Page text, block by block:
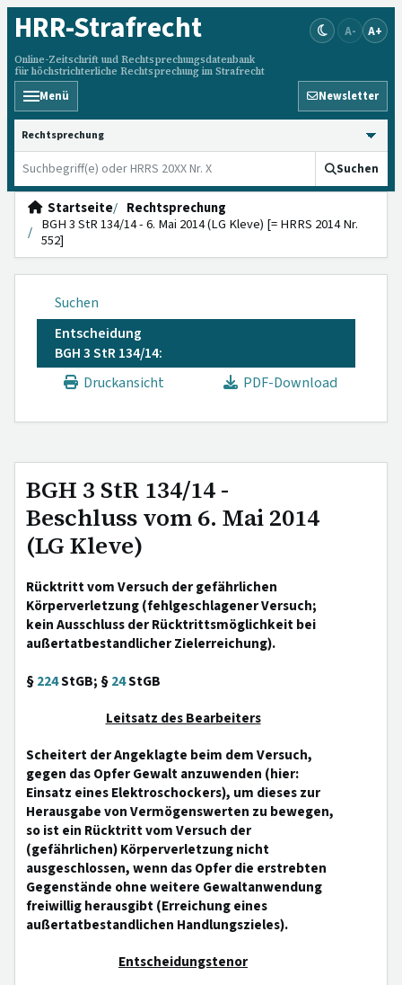
HRR-Strafrecht
Online-Zeitschrift und Rechtsprechungsdatenbank
für höchstrichterliche Rechtsprechung im Strafrecht
A- A+
Menü Newsletter
HRRS durchsuchen
Suchen
Startseite
Rechtsprechung
BGH 3 StR 134/14 - 6. Mai 2014 (LG Kleve) [= HRRS 2014 Nr.
552]
Suchen
Entscheidung
BGH 3 StR 134/14:
Druckansicht
PDF-Download
BGH 3 StR 134/14 -
Beschluss vom 6. Mai 2014
(LG Kleve)
Rücktritt vom Versuch der gefährlichen
Körperverletzung (fehlgeschlagener Versuch;
kein Ausschluss der Rücktrittsmöglichkeit bei
außertatbestandlicher Zielerreichung).
§224StGB; §24StGB
Leitsatz des Bearbeiters
Scheitert der Angeklagte beim dem Versuch,
gegen das Opfer Gewalt anzuwenden (hier:
Einsatz eines Elektroschockers), um dieses zur
Herausgabe von Vermögenswerten zu bewegen,
so ist ein Rücktritt vom Versuch der
(gefährlichen) Körperverletzung nicht
ausgeschlossen, wenn das Opfer die erstrebten
Gegenstände ohne weitere Gewaltanwendung
freiwillig herausgibt (Erreichung eines
außertatbestandlichen Handlungszieles).
Entscheidungstenor